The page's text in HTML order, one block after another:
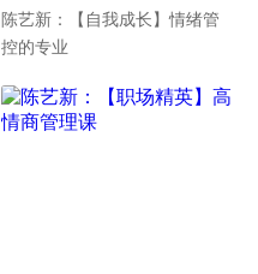
陈艺新：【自我成长】情绪管
控的专业